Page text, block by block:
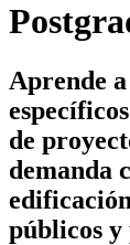
Aprende
de
demanda
públicos